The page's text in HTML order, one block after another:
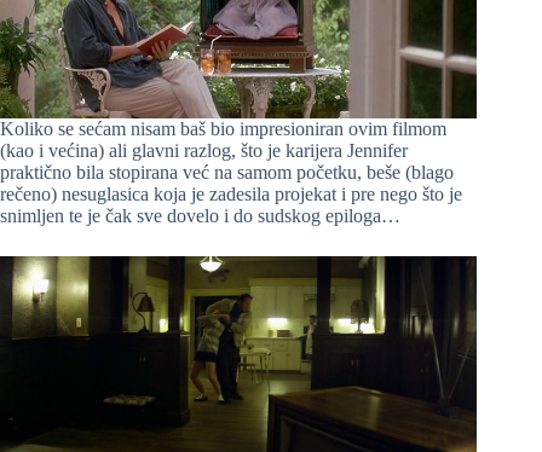
Koliko se sećam nisam baš bio impresioniran ovim filmom
(kao i većina) ali glavni razlog, što je karijera Jennifer
praktično bila stopirana već na samom početku, beše (blago
rečeno) nesuglasica koja je zadesila projekat i pre nego što je
snimljen te je čak sve dovelo i do sudskog epiloga…